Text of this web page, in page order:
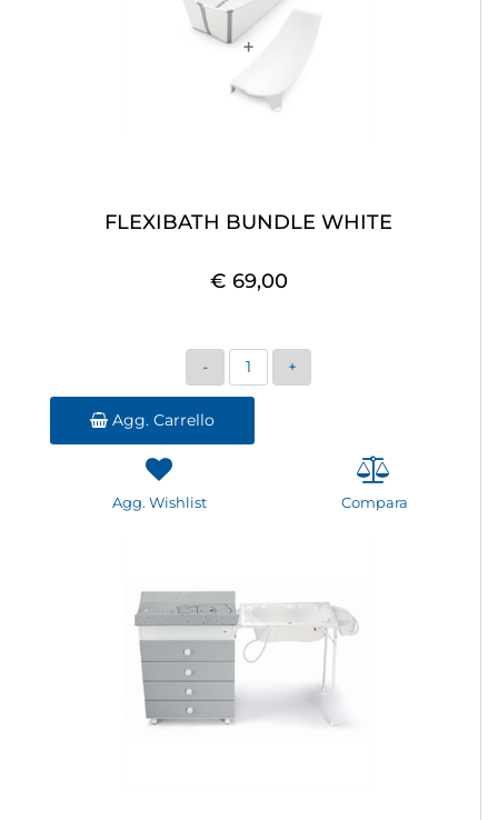
FLEXIBATH BUNDLE WHITE
€ 69,00
Quantità
Agg. Carrello
Agg. Wishlist Compara